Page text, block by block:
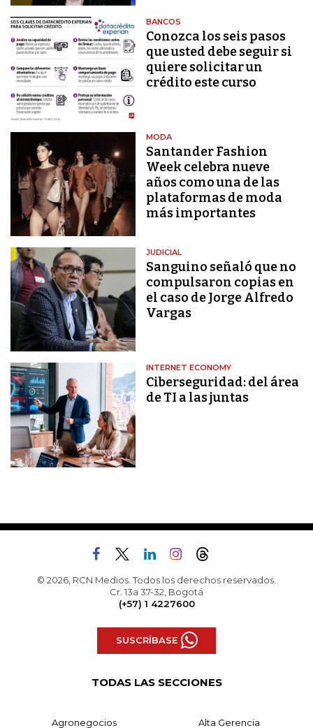
BANCOS
Conozca los seis pasos
que usted debe seguir si
quiere solicitar un
crédito este curso
MODA
Santander Fashion
Week celebra nueve
años como una de las
plataformas de moda
más importantes
JUDICIAL
Sanguino señaló que no
compulsaron copias en
el caso de Jorge Alfredo
Vargas
INTERNET ECONOMY
Ciberseguridad: del área
de TI a las juntas
© 2026, RCN Medios. Todos los derechos reservados.
Cr. 13a 37-32, Bogotá
(+57) 1 4227600
SUSCRÍBASE
TODAS LAS SECCIONES
Agronegocios Alta Gerencia